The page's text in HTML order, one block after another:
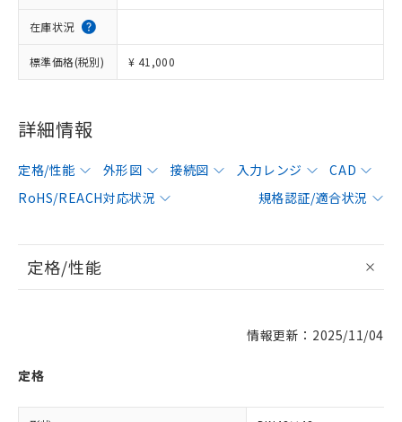
在庫状況
標準価格(税別) ¥ 41,000
詳細情報
定格/性能 外形図 接続図 入力レンジ
CAD
RoHS/REACH対応状況
規格認証/適合状況
定格/性能
情報更新：2025/11/04
定格